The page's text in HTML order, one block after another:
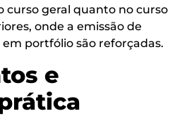
curso geral quanto no curso
onde a emissão de
portfólio são reforçadas.
e